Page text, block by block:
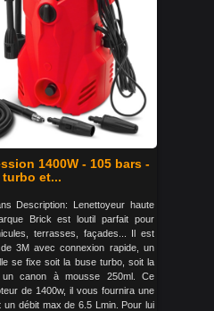
1400W - 105 bars -
turbo et...
Description: Lenettoyeur haute
Brick est loutil parfait pour
terrasses, façades... Il est
3M avec connexion rapide, un
se fixe soit la buse turbo, soit la
canon à mousse 250ml. Ce
de 1400w, il vous fournira une
débit max de 6.5 Lmin. Pour lui